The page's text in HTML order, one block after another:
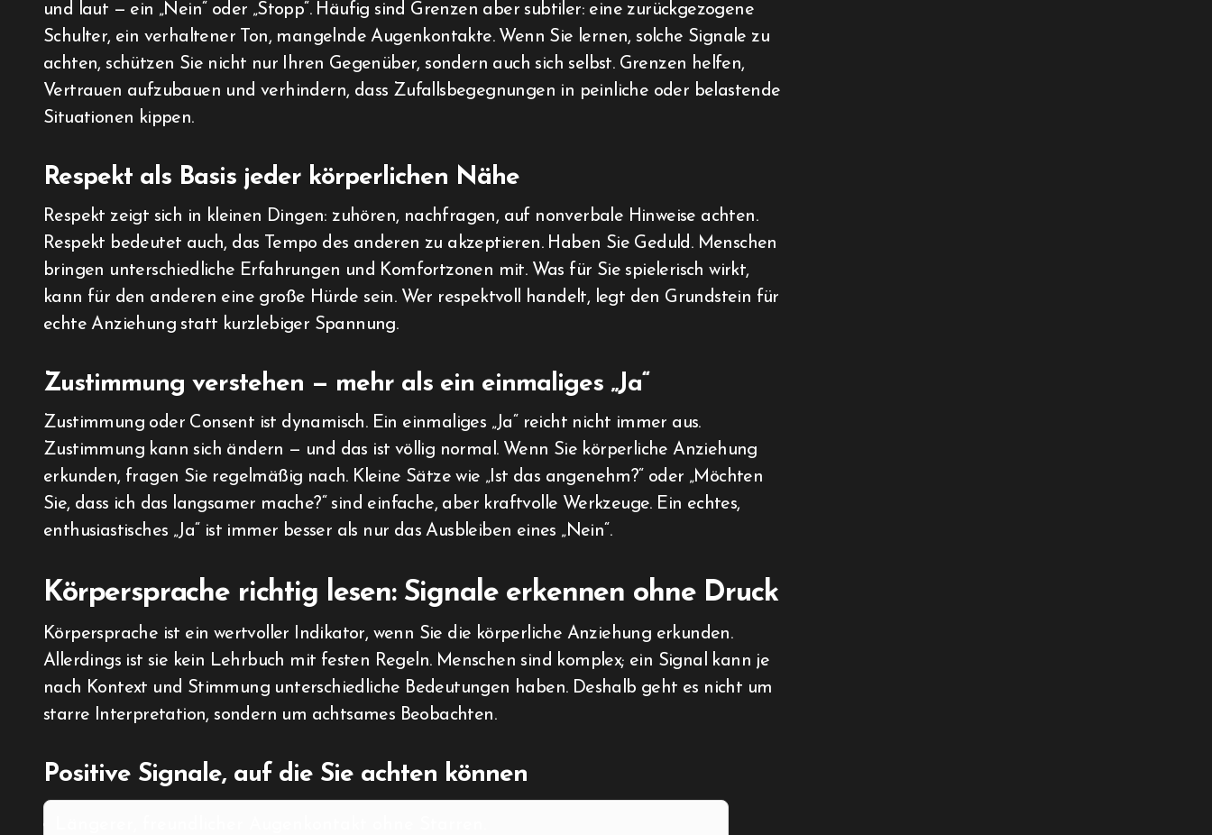
und laut — ein „Nein“ oder „Stopp“. Häufig sind Grenzen aber subtiler: eine zurückgezogene
Schulter, ein verhaltener Ton, mangelnde Augenkontakte. Wenn Sie lernen, solche Signale zu
achten, schützen Sie nicht nur Ihren Gegenüber, sondern auch sich selbst. Grenzen helfen,
Vertrauen aufzubauen und verhindern, dass Zufallsbegegnungen in peinliche oder belastende
Situationen kippen.
Respekt als Basis jeder körperlichen Nähe
Respekt zeigt sich in kleinen Dingen: zuhören, nachfragen, auf nonverbale Hinweise achten.
Respekt bedeutet auch, das Tempo des anderen zu akzeptieren. Haben Sie Geduld. Menschen
bringen unterschiedliche Erfahrungen und Komfortzonen mit. Was für Sie spielerisch wirkt,
kann für den anderen eine große Hürde sein. Wer respektvoll handelt, legt den Grundstein für
echte Anziehung statt kurzlebiger Spannung.
Zustimmung verstehen — mehr als ein einmaliges „Ja“
Zustimmung oder Consent ist dynamisch. Ein einmaliges „Ja“ reicht nicht immer aus.
Zustimmung kann sich ändern — und das ist völlig normal. Wenn Sie körperliche Anziehung
erkunden, fragen Sie regelmäßig nach. Kleine Sätze wie „Ist das angenehm?“ oder „Möchten
Sie, dass ich das langsamer mache?“ sind einfache, aber kraftvolle Werkzeuge. Ein echtes,
enthusiastisches „Ja“ ist immer besser als nur das Ausbleiben eines „Nein“.
Körpersprache richtig lesen: Signale erkennen ohne Druck
Körpersprache ist ein wertvoller Indikator, wenn Sie die körperliche Anziehung erkunden.
Allerdings ist sie kein Lehrbuch mit festen Regeln. Menschen sind komplex; ein Signal kann je
nach Kontext und Stimmung unterschiedliche Bedeutungen haben. Deshalb geht es nicht um
starre Interpretation, sondern um achtsames Beobachten.
Positive Signale, auf die Sie achten können